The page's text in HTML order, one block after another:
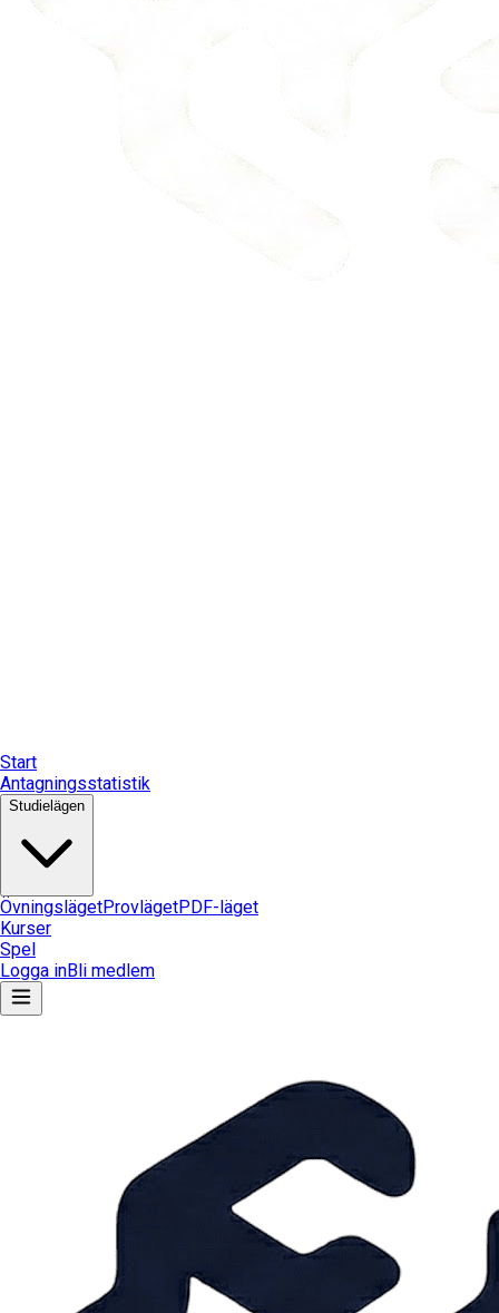
Start
Antagningsstatistik
Studielägen
ÖvningslägetProvlägetPDF-läget
Kurser
Spel
Logga inBli medlem